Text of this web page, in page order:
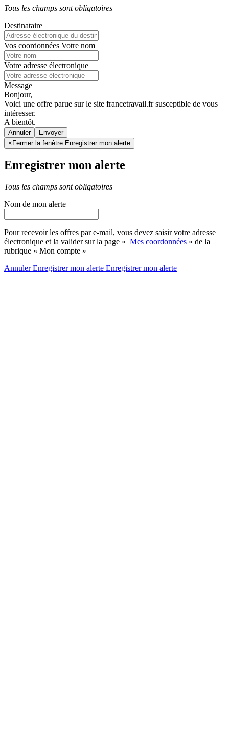
Tous les champs sont obligatoires
Destinataire
Vos coordonnées Votre nom
Votre adresse électronique
Message
Bonjour,
Voici une offre parue sur le site francetravail.fr susceptible de vous
intéresser.
A bientôt.
Annuler
×Fermer la fenêtre Enregistrer mon alerte
Enregistrer mon alerte
Tous les champs sont obligatoires
Nom de mon alerte
Pour recevoir les offres par e-mail, vous devez saisir votre adresse
électronique et la valider sur la page « Mes coordonnées » de la
rubrique « Mon compte »
AnnulerEnregistrer mon alerte Enregistrermon alerte